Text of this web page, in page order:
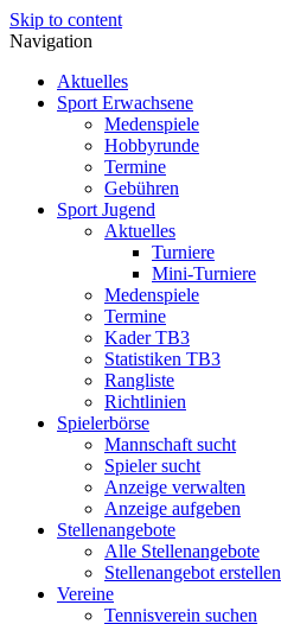
Skip to content
Navigation
Aktuelles
Sport Erwachsene
Medenspiele
Hobbyrunde
Termine
Gebühren
Sport Jugend
Aktuelles
Turniere
Mini-Turniere
Medenspiele
Termine
Kader TB3
Statistiken TB3
Rangliste
Richtlinien
Spielerbörse
Mannschaft sucht
Spieler sucht
Anzeige verwalten
Anzeige aufgeben
Stellenangebote
Alle Stellenangebote
Stellenangebot erstellen
Vereine
Tennisverein suchen